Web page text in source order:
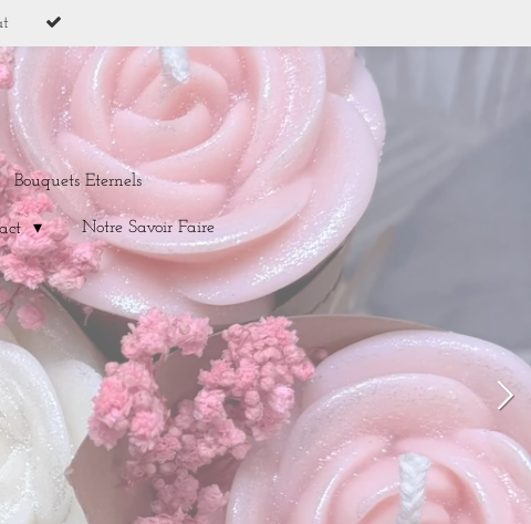
Bouquets Eternels
Notre Savoir Faire